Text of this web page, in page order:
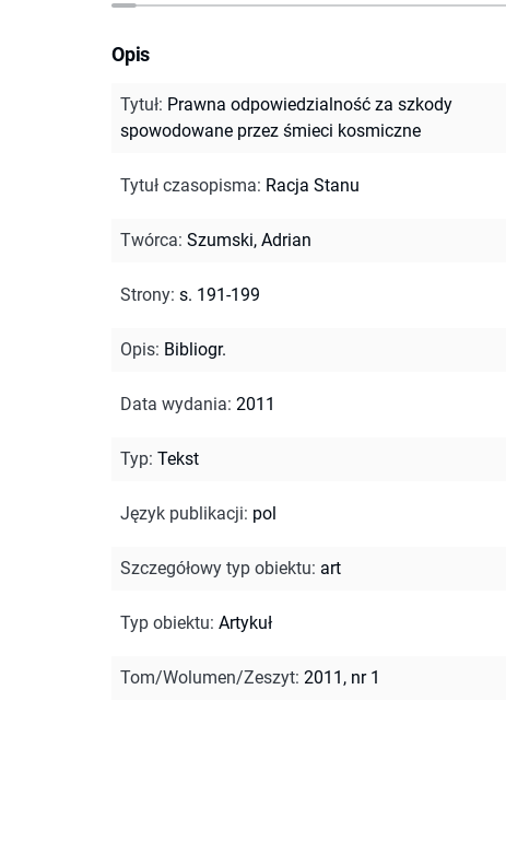
Opis
Tytuł: Prawna odpowiedzialność za szkody
spowodowane przez śmieci kosmiczne
Tytuł czasopisma: Racja Stanu
Twórca: Szumski, Adrian
Strony: s. 191-199
Opis: Bibliogr.
Data wydania: 2011
Typ: Tekst
Język publikacji: pol
Szczegółowy typ obiektu: art
Typ obiektu: Artykuł
Tom/Wolumen/Zeszyt: 2011, nr 1